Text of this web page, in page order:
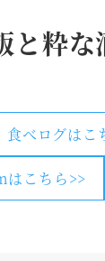
と粋な
食べログはこ
こちら>>